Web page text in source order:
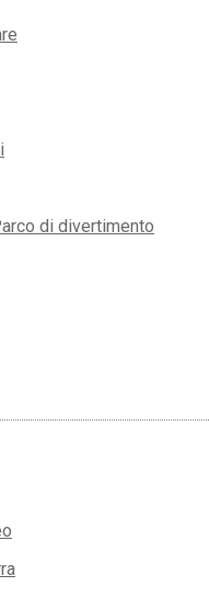
di divertimento